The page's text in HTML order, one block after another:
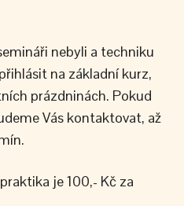
nebyli a techniku
na základní kurz,
prázdninách. Pokud
Vás kontaktovat, až
je 100,- Kč za